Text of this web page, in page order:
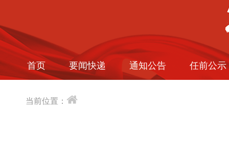
首页 要闻快递 通知公告 任前公示
当前位置：